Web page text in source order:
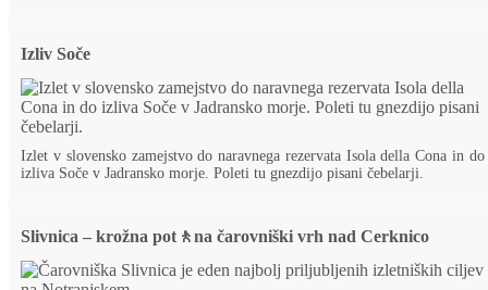
Izliv Soče
Izlet v slovensko zamejstvo do naravnega rezervata Isola della Cona in do
izliva Soče v Jadransko morje. Poleti tu gnezdijo pisani čebelarji.
Slivnica – krožna pot🚶na čarovniški vrh nad Cerknico